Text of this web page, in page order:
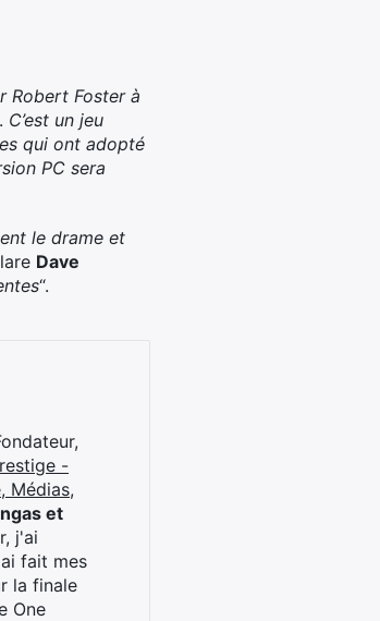
Robert Foster à
. C’est un jeu
qui ont adopté
PC sera
le drame et
Dave
“.
-
Médias,
et
j'ai
fait mes
la finale
One